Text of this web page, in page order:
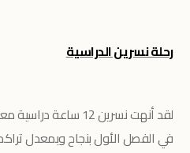
رحلة نسرين الدراسية
لقد أنهت نسرين 12
في الفصل الأول بنجاح وبمعدل تراكمي